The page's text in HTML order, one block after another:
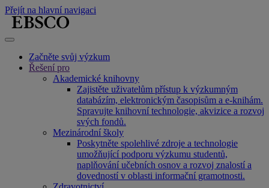
Přejít na hlavní navigaci
Začněte svůj výzkum
Řešení pro
Akademické knihovny
Zajistěte uživatelům přístup k výzkumným
databázím, elektronickým časopisům a e-knihám.
Spravujte knihovní technologie, akvizice a rozvoj
svých fondů.
Mezinárodní školy
Poskytněte spolehlivé zdroje a technologie
umožňující podporu výzkumu studentů,
naplňování učebních osnov a rozvoj znalostí a
dovedností v oblasti informační gramotnosti.